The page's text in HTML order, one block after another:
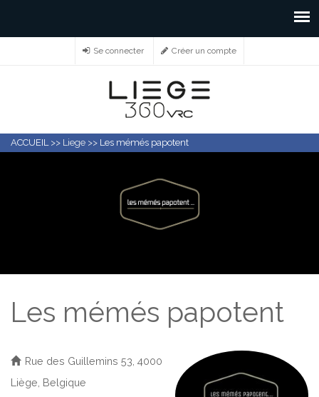
Se connecter Créer un compte
ACCUEIL>> Liege >> Les mémés papotent
Les mémés papotent
Rue des Guillemins 53, 4000
Liège, Belgique